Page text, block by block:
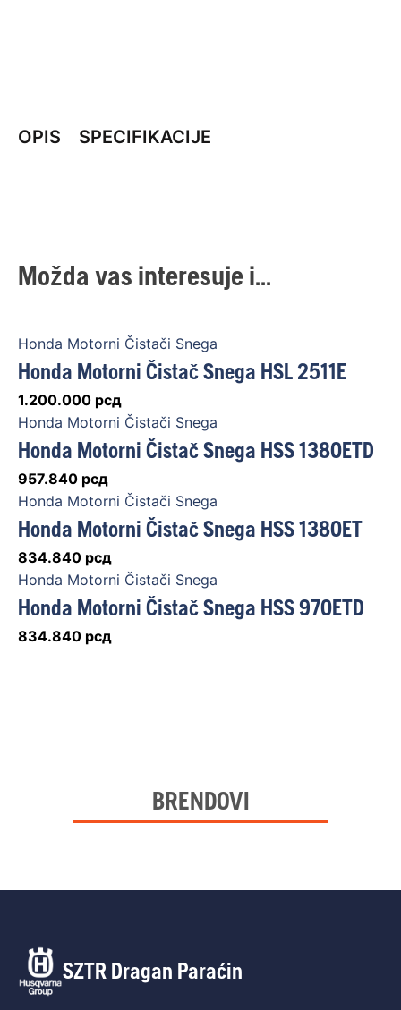
OPIS SPECIFIKACIJE
Možda vas interesuje i...
Honda Motorni Čistači Snega
Honda Motorni Čistač Snega HSL 2511E
1.200.000 рсд
Honda Motorni Čistači Snega
Honda Motorni Čistač Snega HSS 1380ETD
957.840 рсд
Honda Motorni Čistači Snega
Honda Motorni Čistač Snega HSS 1380ET
834.840 рсд
Honda Motorni Čistači Snega
Honda Motorni Čistač Snega HSS 970ETD
834.840 рсд
BRENDOVI
SZTR Dragan Paraćin